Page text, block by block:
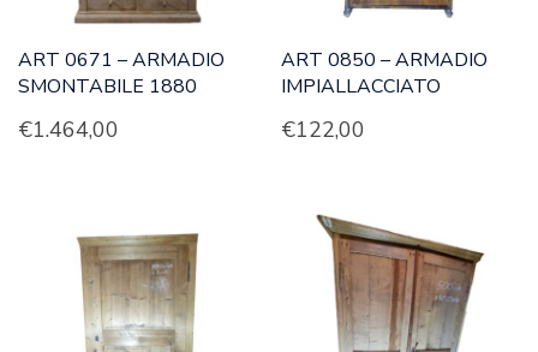
ART 0671 – ARMADIO
SMONTABILE 1880
€1.464,00
ART 0850 – ARMADIO
IMPIALLACCIATO
€122,00